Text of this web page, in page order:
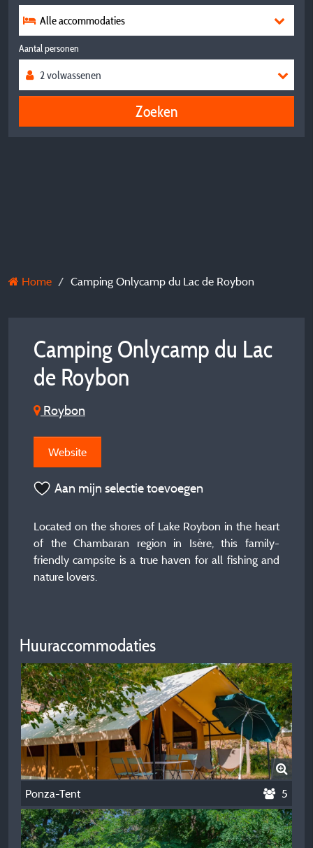
Alle accommodaties
Aantal personen
Zoeken
Home Camping Onlycamp du Lac de Roybon
Camping Onlycamp du Lac
de Roybon
Roybon
Website
Aan mijn selectie toevoegen
Located on the shores of Lake Roybon in the heart
of the Chambaran region in Isère, this family-
friendly campsite is a true haven for all fishing and
nature lovers.
Huuraccommodaties
Ponza-Tent 5